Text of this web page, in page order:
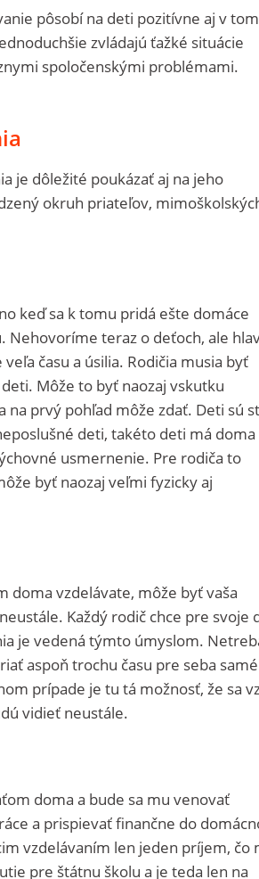
pôsobí na deti pozitívne aj v
zvládajú ťažké situácie
spoločenskými problémami.
je dôležité poukázať aj na jeho
okruh priateľov,
keď sa k tomu pridá ešte domáce
Nehovoríme teraz o deťoch, ale
času a úsilia. Rodičia musia byť
Môže to byť naozaj vskutku
na prvý pohľad môže zdať. Deti sú
deti, takéto deti má doma
usmernenie. Pre rodiča to
byť naozaj veľmi fyzicky aj
doma vzdelávate, môže byť vaša
Každý rodič chce pre svoje
je vedená týmto úmyslom.
aspoň trochu času pre seba
prípade je tu tá možnosť, že sa
vidieť neustále.
doma a bude sa mu venovať
a prispievať finančne do
vzdelávaním len jeden príjem, čo
pre štátnu školu a je teda len na